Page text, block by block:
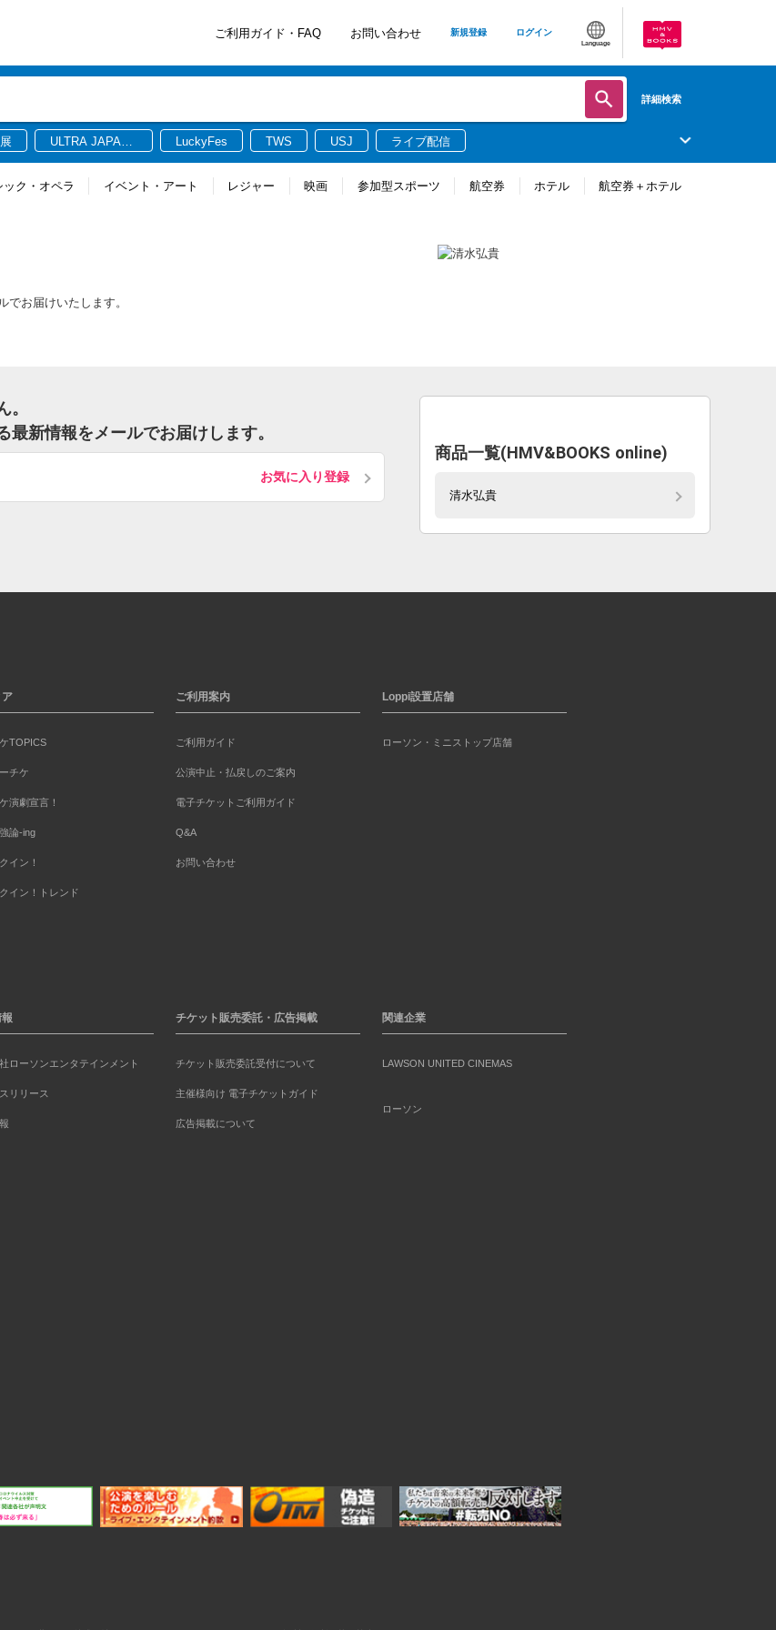
ご利用ガイド・FAQ お問い合わせ 新規登録 ログイン
Language
詳細検索
ULTRA JAPAN
LuckyFes TWS USJ ライブ配信
ック・オペラ イベント・アート レジャー 映画 参加型スポーツ 航空券 ホテル 航空券＋ホテル
お届けいたします。
新情報をメールでお届けします。
お気に入り登録
商品一覧(HMV&BOOKS online)
清水弘貴
ア
TOPICS
チケ
演劇宣言！
論-ing
イン！
イン！トレンド
ご利用案内
ご利用ガイド
公演中止・払戻しのご案内
電子チケットご利用ガイド
Q&A
お問い合わせ
Loppi設置店舗
ローソン・ミニストップ店舗
ローソンエンタテインメント
リリース
チケット販売委託・広告掲載
チケット販売委託受付について
主催様向け 電子チケットガイド
広告掲載について
関連企業
LAWSON UNITED CINEMAS
ローソン